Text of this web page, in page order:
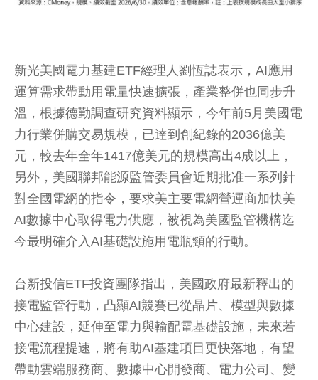
新光美國電力基建ETF經理人劉恆誌表示，AI應用
運算需求帶動用電量快速擴張，產業整併也同步升
溫，根據德勤調查研究資料顯示，今年前5月美國電
力行業併購交易規模，已達到創紀錄的2036億美
元，較去年全年1417億美元的規模高出4成以上，
另外，美國聯邦能源監管委員會近期批准一系列針
對全國電網的指令，要求美主要電網營運商加快美
AI數據中心取得電力供應，被視為美國監管機構迄
今最明確介入AI基礎設施用電瓶頸的行動。
台新投信ETF投資團隊指出，美國政府最新釋出的
接電監管行動，凸顯AI競賽已從晶片、模型與數據
中心建設，延伸至電力與輸配電基礎設施，未來若
接電流程提速，將有助AI基建項目更快落地，有望
帶動雲端服務商、數據中心開發商、電力公司、變